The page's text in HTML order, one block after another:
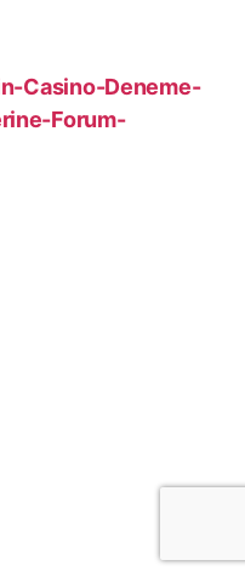
Casino-Deneme-
Forum-